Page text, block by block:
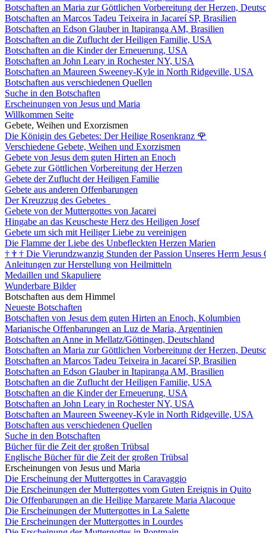
Botschaften an Maria zur Göttlichen Vorbereitung der Herzen,
Botschaften an Marcos Tadeu Teixeira in Jacareí SP, Brasilien
Botschaften an Edson Glauber in Itapiranga AM, Brasilien
Botschaften an die Zuflucht der Heiligen Familie, USA
Botschaften an die Kinder der Erneuerung, USA
Botschaften an John Leary in Rochester NY, USA
Botschaften an Maureen Sweeney-Kyle in North Ridgeville, USA
Botschaften aus verschiedenen Quellen
Suche in den Botschaften
Erscheinungen von Jesus und Maria
Willkommen Seite
Gebete, Weihen und Exorzismen
Die Königin des Gebetes: Der Heilige Rosenkranz 🌹
Verschiedene Gebete, Weihen und Exorzismen
Gebete von Jesus dem guten Hirten an Enoch
Gebete zur Göttlichen Vorbereitung der Herzen
Gebete der Zuflucht der Heiligen Familie
Gebete aus anderen Offenbarungen
Der Kreuzzug des Gebetes
Gebete von der Muttergottes von Jacarei
Hingabe an das Keuscheste Herz des Heiligen Josef
Gebete um sich mit Heiliger Liebe zu vereinigen
Die Flamme der Liebe des Unbefleckten Herzen Marien
† † † Die Vierundzwanzig Stunden der Passion Unseres Herrn Jesus
Anleitungen zur Herstellung von Heilmitteln
Medaillen und Skapuliere
Wunderbare Bilder
Botschaften aus dem Himmel
Neueste Botschaften
Botschaften von Jesus dem guten Hirten an Enoch, Kolumbien
Marianische Offenbarungen an Luz de Maria, Argentinien
Botschaften an Anne in Mellatz/Göttingen, Deutschland
Botschaften an Maria zur Göttlichen Vorbereitung der Herzen,
Botschaften an Marcos Tadeu Teixeira in Jacareí SP, Brasilien
Botschaften an Edson Glauber in Itapiranga AM, Brasilien
Botschaften an die Zuflucht der Heiligen Familie, USA
Botschaften an die Kinder der Erneuerung, USA
Botschaften an John Leary in Rochester NY, USA
Botschaften an Maureen Sweeney-Kyle in North Ridgeville, USA
Botschaften aus verschiedenen Quellen
Suche in den Botschaften
Bücher für die Zeit der großen Trübsal
Englische Bücher für die Zeit der großen Trübsal
Erscheinungen von Jesus und Maria
Die Erscheinung der Muttergottes in Caravaggio
Die Erscheinungen der Muttergottes vom Guten Ereignis in Quito
Die Offenbarungen an die Heilige Margarete Maria Alacoque
Die Erscheinungen der Muttergottes in La Salette
Die Erscheinungen der Muttergottes in Lourdes